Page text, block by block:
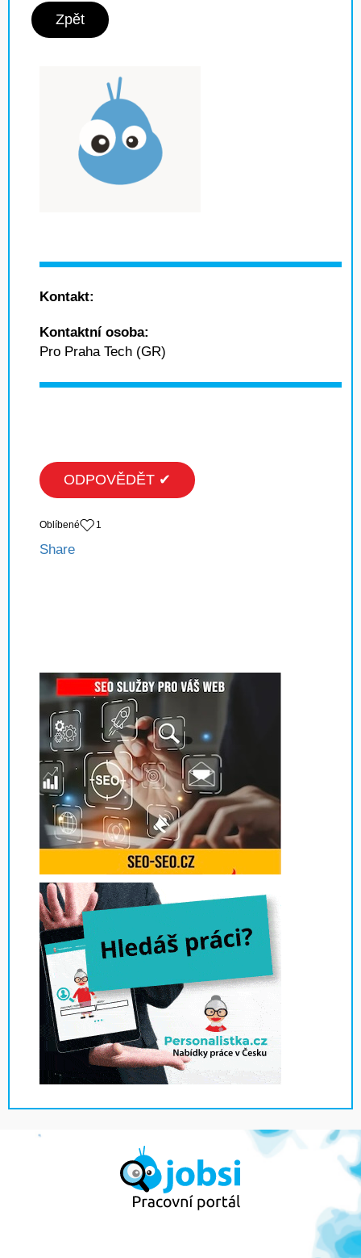
Zpět
Kontakt:
Kontaktní osoba:
Pro Praha Tech (GR)
ODPOVĚDĚT ✔
Oblíbené 1
Share